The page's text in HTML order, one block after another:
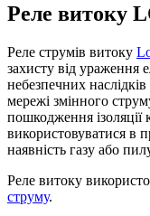
Реле витоку
Реле струмів витоку
захисту від ураження
небезпечних
мережі змінного
пошкодження
використовуватися в
наявність газу або
Реле витоку
струму.